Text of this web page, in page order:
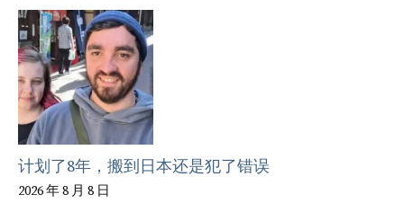
计划了8年，搬到日本还是犯了错误
2026 年 8 月 8 日